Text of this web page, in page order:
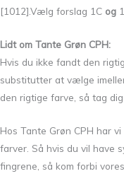
[1012].Vælg forslag 1C og
Lidt om Tante Grøn CPH:
Hvis du ikke fandt den
substitutter at vælge
den rigtige farve, så tag
Hos Tante Grøn CPH har
farver. Så hvis du vil have
fingrene, så kom forbi